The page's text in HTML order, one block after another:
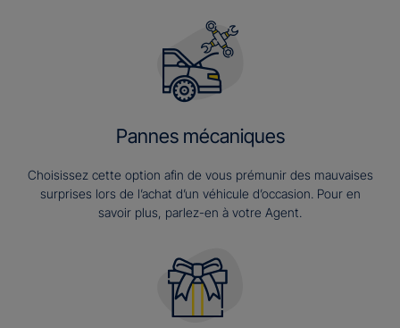
Pannes mécaniques
Choisissez cette option afin de vous prémunir des mauvaises
surprises lors de l’achat d’un véhicule d’occasion. Pour en
savoir plus, parlez-en à votre Agent.